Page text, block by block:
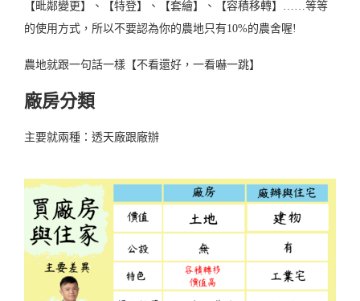
【毗鄰變更】、【特登】、【套繪】、【容積移轉】……等等
的使用方式，所以不要認為你的農地只有10%的農舍喔!
農地就跟一句話一樣【不看還好，一看嚇一跳】
廠房分類
主要就兩種：透天廠跟廠辦